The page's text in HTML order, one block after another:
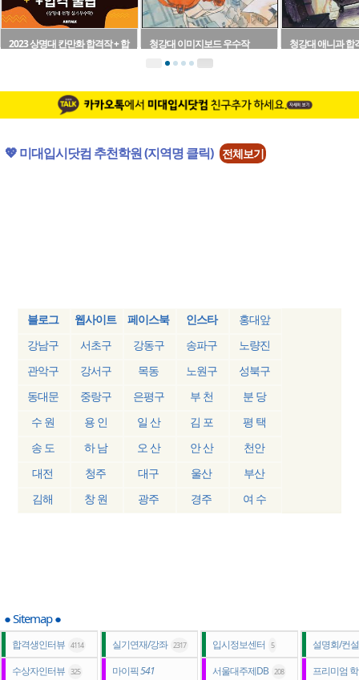
2023 상명대 칸만화 합격작 + 합
청강대 이미지보드 우수작 청강대 애니과 합
💖 미대입시닷컴 추천학원 (지역명 클릭) 전체보기
블로그 웹사이트 페이스북 인스타
홍대앞
강남구
서초구 강동구 송파구
노량진
관악구
강서구 목동 노원구
성북구
동대문
중랑구 은평구 부 천
분 당
수 원
용 인 일 산 김 포
평 택
송 도
하 남 오 산 안 산
천안
대전
청주 대구 울산
부산
김해
창 원 광주 경주 여 수
● Sitemap ●
합격생인터뷰 4114
수상자인터뷰 325
실기연재/강좌 2317
마이픽541
입시정보센터 5
서울대주제DB 208
설명회/컨
프리미엄